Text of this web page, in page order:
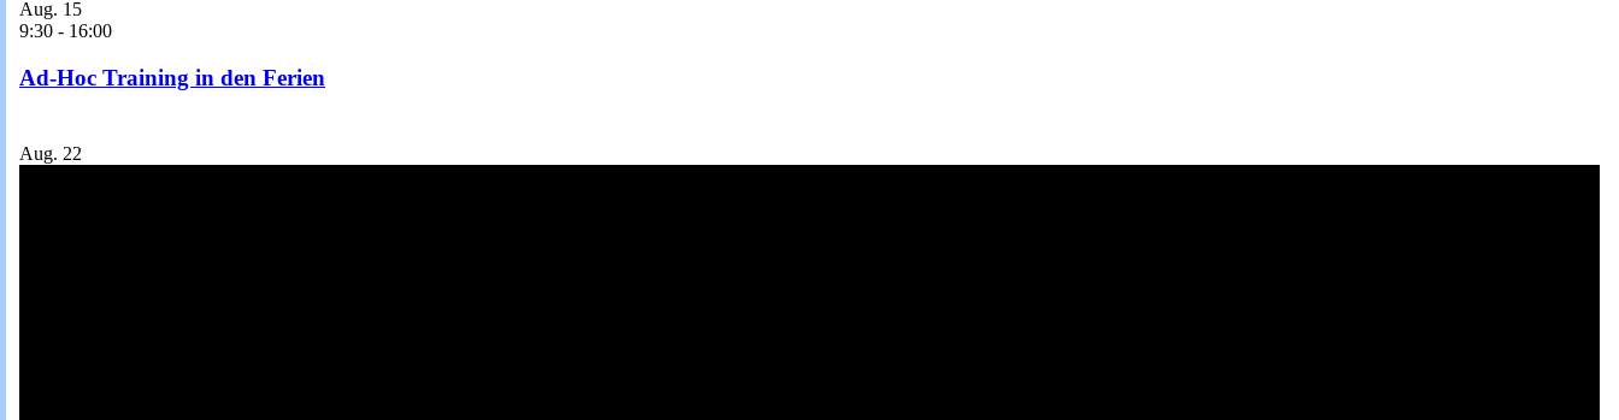
Aug. 15
9:30 - 16:00
Ad-Hoc Training in den Ferien
Aug. 22